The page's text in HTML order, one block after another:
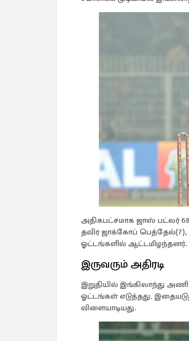
அதிகபட்சமாக ஜாஸ் பட்லர்
தவிர ஜாக்கோப்
ஓட்டங்களில் ஆட்டமிழந்தனர்.
இருவரும் அதிரடி
இறுதியில் இங்கிலாந்து
ஓட்டங்கள் எடுத்தது.
விளையாடியது.